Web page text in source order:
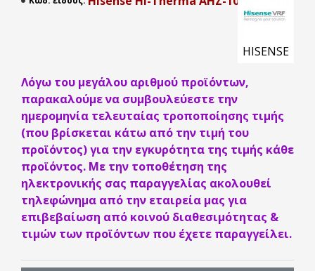
HISENSE
Λόγω του μεγάλου αριθμού προϊόντων,
παρακαλούμε να συμβουλεύεστε την
ημερομηνία τελευταίας τροποποίησης τιμής
(που βρίσκεται κάτω από την τιμή του
προϊόντος) για την εγκυρότητα της τιμής κάθε
προϊόντος. Με την τοποθέτηση της
ηλεκτρονικής σας παραγγελίας ακολουθεί
τηλεφώνημα από την εταιρεία μας για
επιβεβαίωση από κοινού διαθεσιμότητας &
τιμών των προϊόντων που έχετε παραγγείλει.